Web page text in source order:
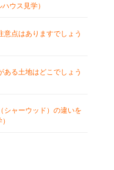
ウス見学）
意点はありますでしょう
ある土地はどこでしょう
シャーウッド）の違いを